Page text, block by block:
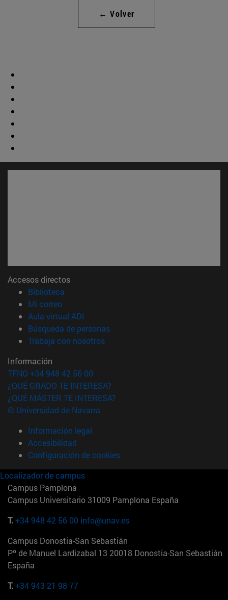
← Volver
Accesos directos
Biblioteca
Mi correo(abre en nueva ventana)
Aula virtual ADI
Búsqueda de personas(abre en nueva ventana)
Trabaja con nosotros(abre en nueva ventana)
Información
TFNO +34 948 42 56 00
¿QUÉ GRADO TE INTERESA?
¿QUÉ MÁSTER TE INTERESA?
© Universidad de Navarra
Información legal
Accesibilidad
Configuración de cookies
Localizador de campus
Campus Pamplona
Campus Universitario 31009 Pamplona España
T.+34 948 42 56 00 info@unav.es
Campus Donostia-San Sebastián
Pº de Manuel Lardizabal 13 20018 Donostia-San Sebastián
España
T.+34 943 21 98 77